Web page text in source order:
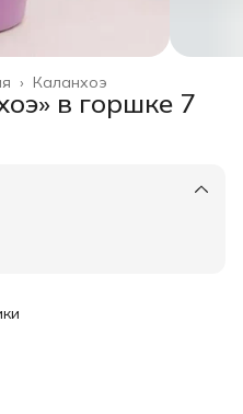
Каланхоэ
›
в горшке 7